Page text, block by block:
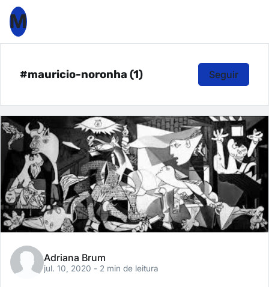
M
#mauricio-noronha (1) Seguir
Adriana Brum
jul. 10, 2020 - 2 min de leitura